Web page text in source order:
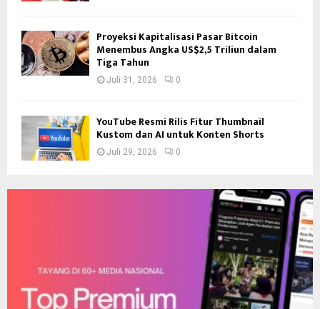
Proyeksi Kapitalisasi Pasar Bitcoin
Menembus Angka US$2,5 Triliun dalam
Tiga Tahun
Juli 31, 2026 0
YouTube Resmi Rilis Fitur Thumbnail
Kustom dan AI untuk Konten Shorts
Juli 29, 2026 0